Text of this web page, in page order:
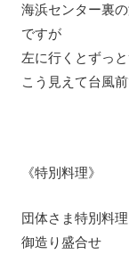
海浜センター裏
ですが
左に行くとずっ
こう見えて台風
《特別料理》
団体さま特別料理
御造り盛合せ